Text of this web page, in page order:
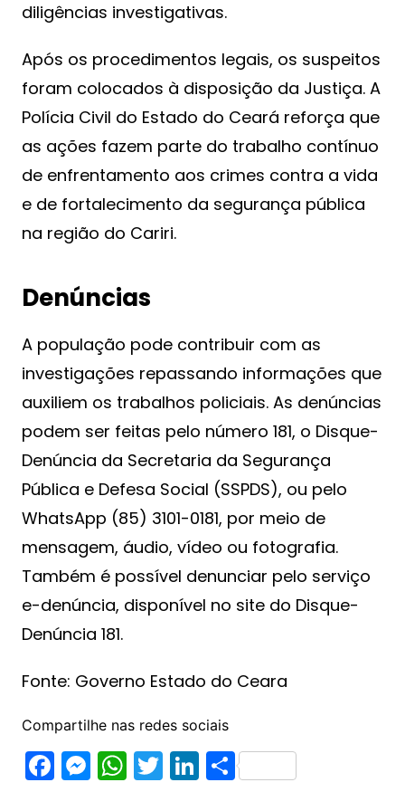
diligências investigativas.
Após os procedimentos legais, os suspeitos
foram colocados à disposição da Justiça. A
Polícia Civil do Estado do Ceará reforça que
as ações fazem parte do trabalho contínuo
de enfrentamento aos crimes contra a vida
e de fortalecimento da segurança pública
na região do Cariri.
Denúncias
A população pode contribuir com as
investigações repassando informações que
auxiliem os trabalhos policiais. As denúncias
podem ser feitas pelo número 181, o Disque-
Denúncia da Secretaria da Segurança
Pública e Defesa Social (SSPDS), ou pelo
WhatsApp (85) 3101-0181, por meio de
mensagem, áudio, vídeo ou fotografia.
Também é possível denunciar pelo serviço
e-denúncia, disponível no site do Disque-
Denúncia 181.
Fonte: Governo Estado do Ceara
Compartilhe nas redes sociais
F M W T Li S